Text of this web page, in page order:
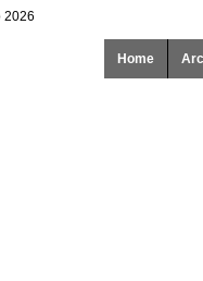
2026
Home